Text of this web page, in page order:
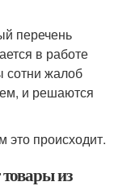
перечень
в работе
сотни жалоб
и решаются
это происходит.
из